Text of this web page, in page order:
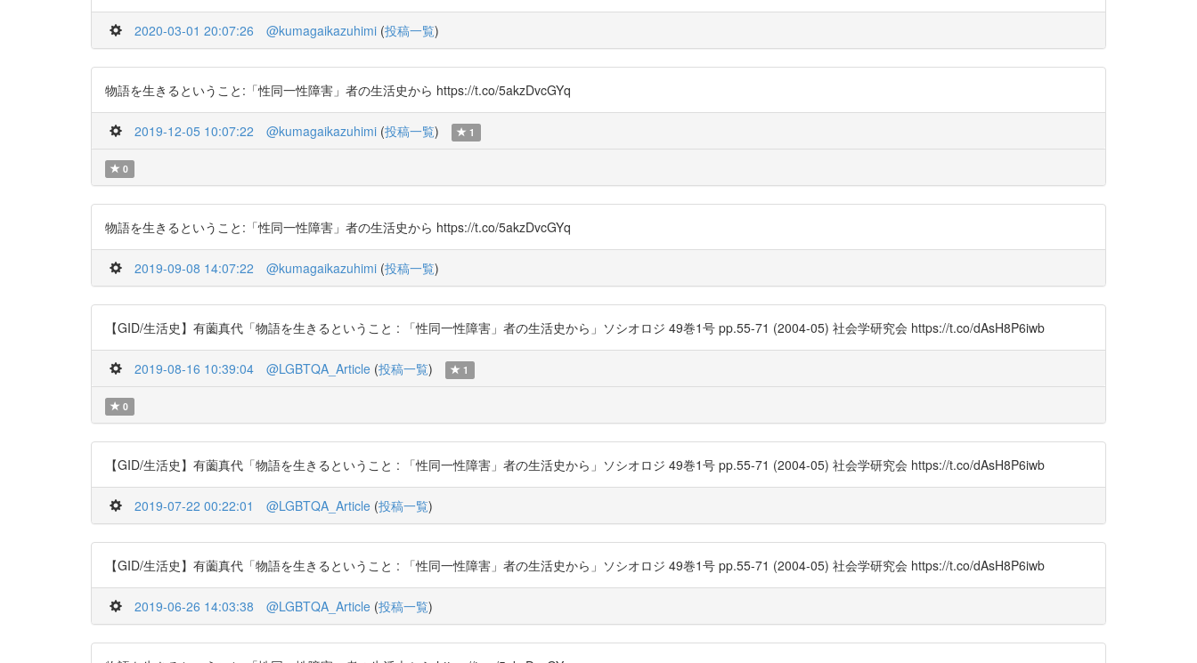
2020-03-01 20:07:26 @kumagaikazuhimi (投稿一覧)
物語を生きるということ:「性同一性障害」者の生活史から https://t.co/5akzDvcGYq
2019-12-05 10:07:22 @kumagaikazuhimi (投稿一覧) 1
0
物語を生きるということ:「性同一性障害」者の生活史から https://t.co/5akzDvcGYq
2019-09-08 14:07:22 @kumagaikazuhimi (投稿一覧)
【GID/生活史】有薗真代「物語を生きるということ : 「性同一性障害」者の生活史から」ソシオロジ 49巻1号 pp.55-71 (2004-05) 社会学研究会 https://t.co/dAsH8P6iwb
2019-08-16 10:39:04 @LGBTQA_Article (投稿一覧) 1
0
【GID/生活史】有薗真代「物語を生きるということ : 「性同一性障害」者の生活史から」ソシオロジ 49巻1号 pp.55-71 (2004-05) 社会学研究会 https://t.co/dAsH8P6iwb
2019-07-22 00:22:01 @LGBTQA_Article (投稿一覧)
【GID/生活史】有薗真代「物語を生きるということ : 「性同一性障害」者の生活史から」ソシオロジ 49巻1号 pp.55-71 (2004-05) 社会学研究会 https://t.co/dAsH8P6iwb
2019-06-26 14:03:38 @LGBTQA_Article (投稿一覧)